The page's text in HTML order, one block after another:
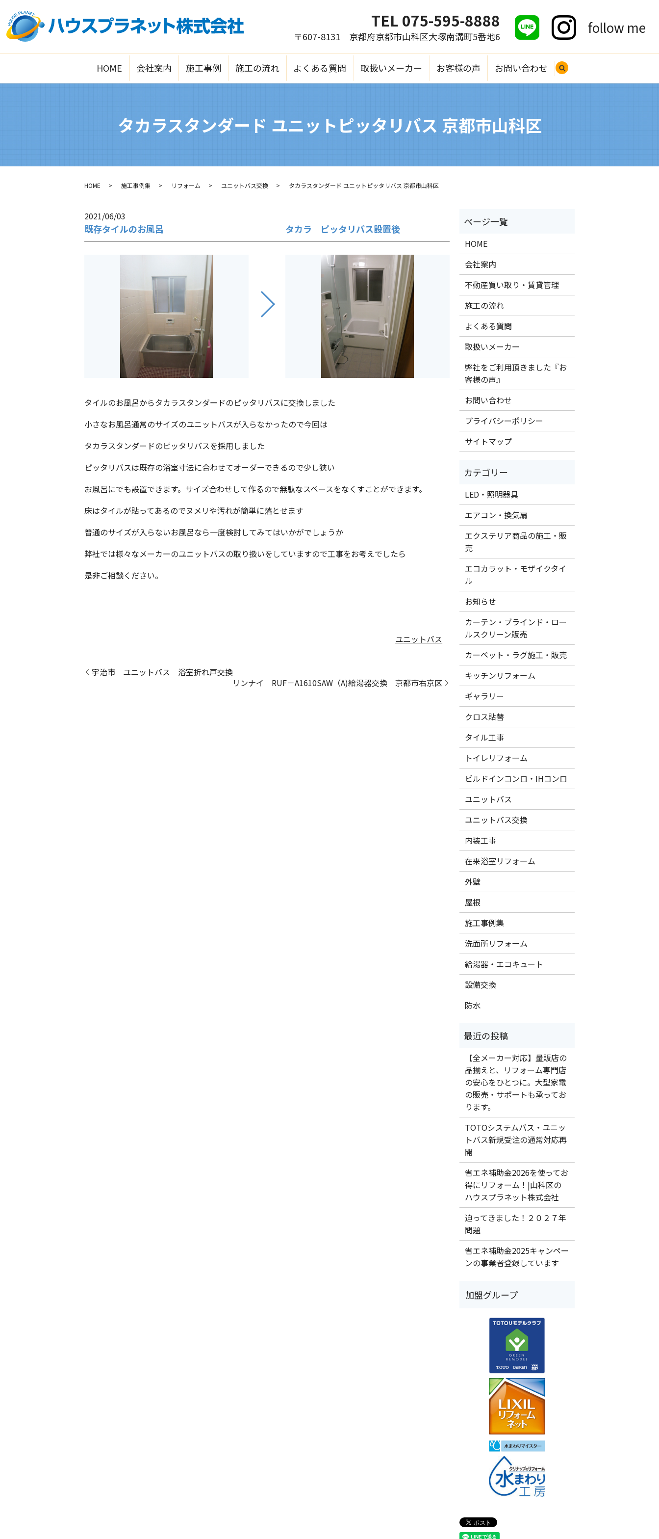
HOME 会社案内 施工事例 施工の流れ よくある質問 取扱いメーカー お客様の声 お問い合わせ
search
TEL 075-595-8888
〒607-8131 京都府京都市山科区大塚南溝町5番地6 follow me
タカラスタンダード ユニットピッタリバス 京都市山科区
HOME 施工事例集 リフォーム ユニットバス交換 タカラスタンダード ユニットピッタリバス 京都市山科区
2021/06/03
既存タイルのお風呂 タカラ ピッタリバス設置後
タイルのお風呂からタカラスタンダードのピッタリバスに交換しました
小さなお風呂通常のサイズのユニットバスが入らなかったので今回は
タカラスタンダードのピッタリバスを採用しました
ピッタリバスは既存の浴室寸法に合わせてオーダーできるので少し狭い
お風呂にでも設置できます。サイズ合わせして作るので無駄なスペースをなくすことができます。
床はタイルが貼ってあるのでヌメリや汚れが簡単に落とせます
普通のサイズが入らないお風呂なら一度検討してみてはいかがでしょうか
弊社では様々なメーカーのユニットバスの取り扱いをしていますので工事をお考えでしたら
是非ご相談ください。
ユニットバス
宇治市 ユニットバス 浴室折れ戸交換
リンナイ RUF－A1610SAW（A)給湯器交換 京都市右京区
HOME
会社案内
不動産買い取り・賃貸管理
施工の流れ
よくある質問
取扱いメーカー
弊社をご利用頂きました『お
客様の声』
お問い合わせ
プライバシーポリシー
サイトマップ
LED・照明器具
エアコン・換気扇
エクステリア商品の施工・販
売
エコカラット・モザイクタイ
ル
お知らせ
カーテン・ブラインド・ロー
ルスクリーン販売
カーペット・ラグ施工・販売
キッチンリフォーム
ギャラリー
クロス貼替
タイル工事
トイレリフォーム
ビルドインコンロ・IHコンロ
ユニットバス
ユニットバス交換
内装工事
在来浴室リフォーム
外壁
屋根
施工事例集
洗面所リフォーム
給湯器・エコキュート
設備交換
防水
【全メーカー対応】量販店の
品揃えと、リフォーム専門店
の安心をひとつに。大型家電
の販売・サポートも承ってお
ります。
TOTOシステムバス・ユニッ
トバス新規受注の通常対応再
開
省エネ補助金2026を使ってお
得にリフォーム！|山科区の
ハウスプラネット株式会社
迫ってきました！２０２７年
問題
省エネ補助金2025キャンペー
ンの事業者登録しています
加盟グループ